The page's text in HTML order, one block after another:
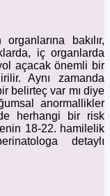
bakılır,
iç organlarda
açacak önemli bir
Aynı zamanda
belirteç var mı diye
anormallikler
herhangi bir risk
18-22. hamilelik
detaylı